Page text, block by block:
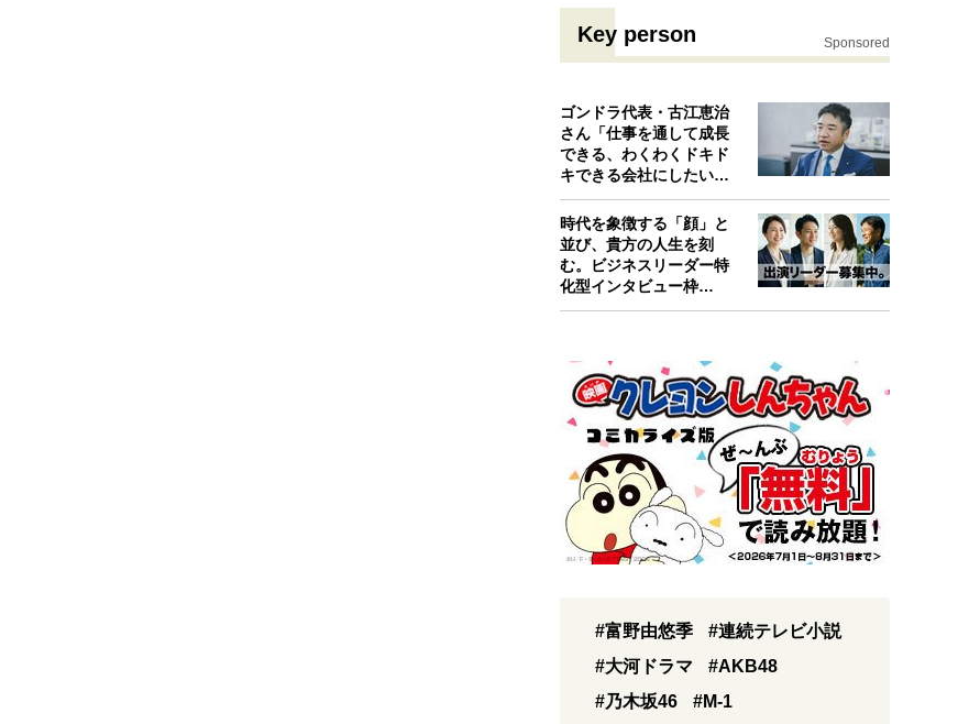
Key person Sponsored
ゴンドラ代表・古江恵治
さん「仕事を通して成長
できる、わくわくドキド
キできる会社にしたいと
考えたんで…
時代を象徴する「顔」と
並び、貴方の人生を刻
む。ビジネスリーダー特
化型インタビュー枠
『Key person』始…
#富野由悠季
#連続テレビ小説
#大河ドラマ
#AKB48
#乃木坂46
#M-1